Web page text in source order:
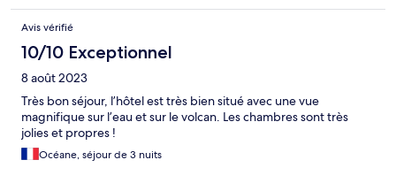
Avis vérifié
10/10 Exceptionnel
8 août 2023
Très bon séjour, l’hôtel est très bien situé avec une vue
magnifique sur l’eau et sur le volcan. Les chambres sont très
jolies et propres !
Océane, séjour de 3 nuits